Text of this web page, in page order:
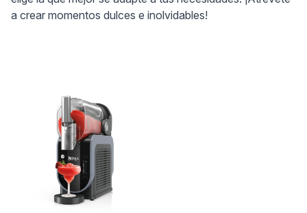
a crear momentos dulces e inolvidables!